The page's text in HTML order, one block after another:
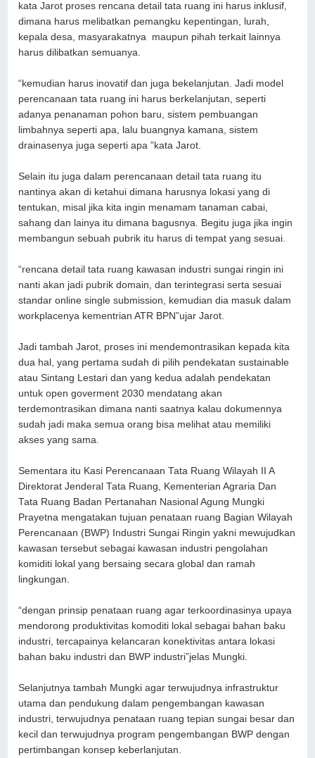
kata Jarot proses rencana detail tata ruang ini harus inklusif,
dimana harus melibatkan pemangku kepentingan, lurah,
kepala desa, masyarakatnya maupun pihah terkait lainnya
harus dilibatkan semuanya.
“kemudian harus inovatif dan juga bekelanjutan. Jadi model
perencanaan tata ruang ini harus berkelanjutan, seperti
adanya penanaman pohon baru, sistem pembuangan
limbahnya seperti apa, lalu buangnya kamana, sistem
drainasenya juga seperti apa ”kata Jarot.
Selain itu juga dalam perencanaan detail tata ruang itu
nantinya akan di ketahui dimana harusnya lokasi yang di
tentukan, misal jika kita ingin menamam tanaman cabai,
sahang dan lainya itu dimana bagusnya. Begitu juga jika ingin
membangun sebuah pubrik itu harus di tempat yang sesuai.
“rencana detail tata ruang kawasan industri sungai ringin ini
nanti akan jadi pubrik domain, dan terintegrasi serta sesuai
standar online single submission, kemudian dia masuk dalam
workplacenya kementrian ATR BPN”ujar Jarot.
Jadi tambah Jarot, proses ini mendemontrasikan kepada kita
dua hal, yang pertama sudah di pilih pendekatan sustainable
atau Sintang Lestari dan yang kedua adalah pendekatan
untuk open goverment 2030 mendatang akan
terdemontrasikan dimana nanti saatnya kalau dokumennya
sudah jadi maka semua orang bisa melihat atau memiliki
akses yang sama.
Sementara itu Kasi Perencanaan Tata Ruang Wilayah II A
Direktorat Jenderal Tata Ruang, Kementerian Agraria Dan
Tata Ruang Badan Pertanahan Nasional Agung Mungki
Prayetna mengatakan tujuan penataan ruang Bagian Wilayah
Perencanaan (BWP) Industri Sungai Ringin yakni mewujudkan
kawasan tersebut sebagai kawasan industri pengolahan
komiditi lokal yang bersaing secara global dan ramah
lingkungan.
“dengan prinsip penataan ruang agar terkoordinasinya upaya
mendorong produktivitas komoditi lokal sebagai bahan baku
industri, tercapainya kelancaran konektivitas antara lokasi
bahan baku industri dan BWP industri”jelas Mungki.
Selanjutnya tambah Mungki agar terwujudnya infrastruktur
utama dan pendukung dalam pengembangan kawasan
industri, terwujudnya penataan ruang tepian sungai besar dan
kecil dan terwujudnya program pengembangan BWP dengan
pertimbangan konsep keberlanjutan.